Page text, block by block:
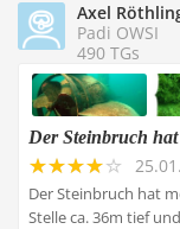
Axel
Padi OWSI
490 TGs
Der Steinbruch
Der Steinbruch hat
Stelle ca. 36m tief